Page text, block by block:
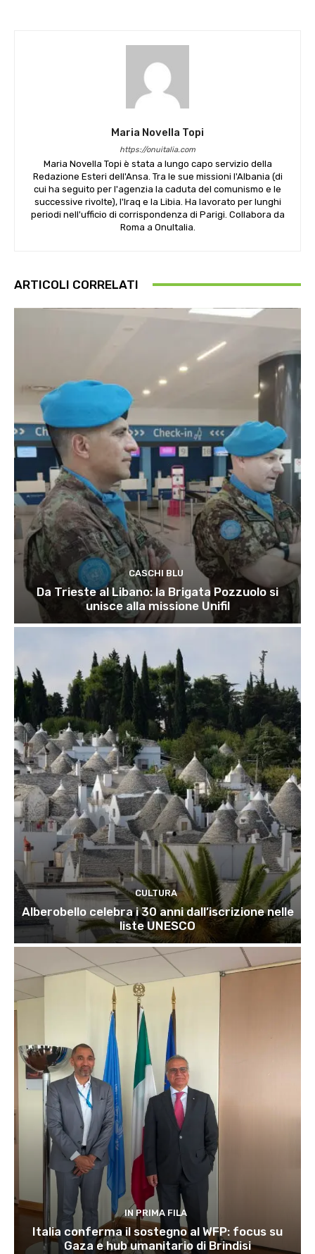
Maria Novella Topi
https://onuitalia.com
Maria Novella Topi è stata a lungo capo servizio della
Redazione Esteri dell'Ansa. Tra le sue missioni l'Albania (di
cui ha seguito per l'agenzia la caduta del comunismo e le
successive rivolte), l'Iraq e la Libia. Ha lavorato per lunghi
periodi nell'ufficio di corrispondenza di Parigi. Collabora da
Roma a OnuItalia.
ARTICOLI CORRELATI
CASCHI BLU
Da Trieste al Libano: la Brigata Pozzuolo si
unisce alla missione Unifil
CULTURA
Alberobello celebra i 30 anni dall’iscrizione nelle
liste UNESCO
IN PRIMA FILA
Italia conferma il sostegno al WFP: focus su
Gaza e hub umanitario di Brindisi